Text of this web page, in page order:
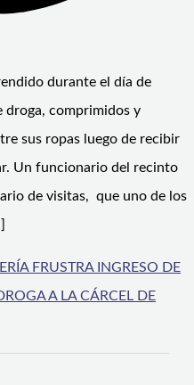
durante el día de
droga, comprimidos y
sus ropas luego de recibir
Un funcionario del recinto
de visitas, que uno de los
FRUSTRA INGRESO DE
A LA CÁRCEL DE